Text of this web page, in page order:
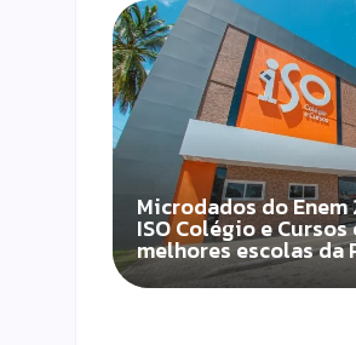
Microdados do
ISO Colégio e
melhores escolas da